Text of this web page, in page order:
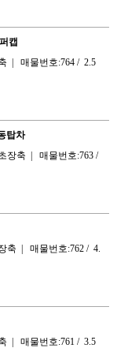
캡
| 매물번호:764 / 2.5
탑차
장축 | 매물번호:763 /
축 | 매물번호:762 / 4.
| 매물번호:761 / 3.5